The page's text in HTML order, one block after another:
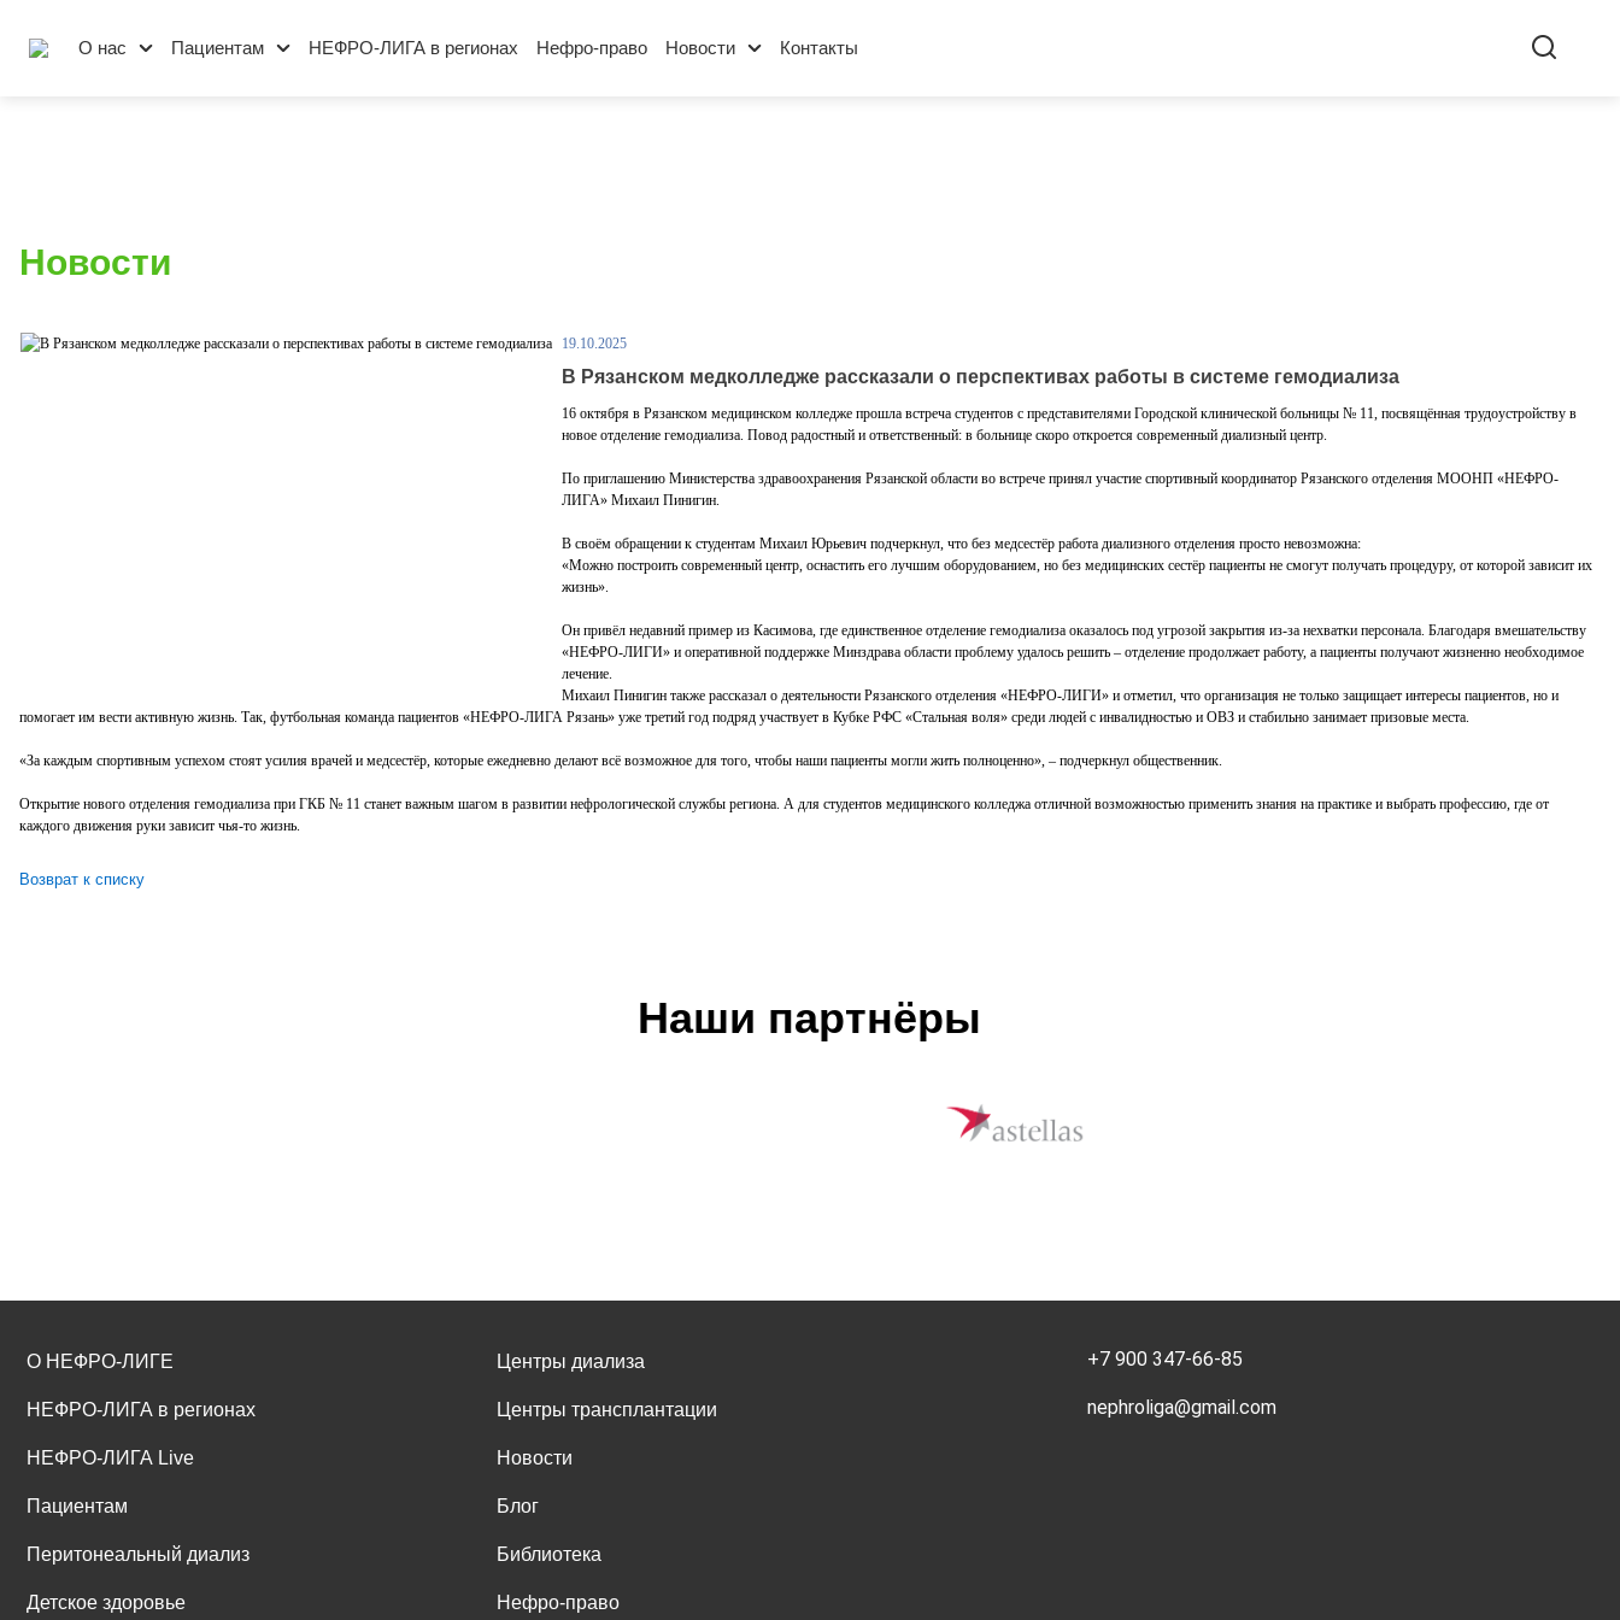
О нас Пациентам НЕФРО-ЛИГА в регионах Нефро-право Новости Контакты
Новости
19.10.2025
В Рязанском медколледже рассказали о перспективах работы в системе гемодиализа
16 октября в Рязанском медицинском колледже прошла встреча студентов с представителями Городской клинической больницы № 11, посвящённая трудоустройству в
новое отделение гемодиализа. Повод радостный и ответственный: в больнице скоро откроется современный диализный центр.
По приглашению Министерства здравоохранения Рязанской области во встрече принял участие спортивный координатор Рязанского отделения МООНП «НЕФРО-
ЛИГА» Михаил Пинигин.
В своём обращении к студентам Михаил Юрьевич подчеркнул, что без медсестёр работа диализного отделения просто невозможна:
«Можно построить современный центр, оснастить его лучшим оборудованием, но без медицинских сестёр пациенты не смогут получать процедуру, от которой зависит их
жизнь».
Он привёл недавний пример из Касимова, где единственное отделение гемодиализа оказалось под угрозой закрытия из-за нехватки персонала. Благодаря вмешательству
«НЕФРО-ЛИГИ» и оперативной поддержке Минздрава области проблему удалось решить – отделение продолжает работу, а пациенты получают жизненно необходимое
лечение.
Михаил Пинигин также рассказал о деятельности Рязанского отделения «НЕФРО-ЛИГИ» и отметил, что организация не только защищает интересы пациентов, но и
помогает им вести активную жизнь. Так, футбольная команда пациентов «НЕФРО-ЛИГА Рязань» уже третий год подряд участвует в Кубке РФС «Стальная воля» среди людей с инвалидностью и ОВЗ и стабильно занимает призовые места.
«За каждым спортивным успехом стоят усилия врачей и медсестёр, которые ежедневно делают всё возможное для того, чтобы наши пациенты могли жить полноценно», – подчеркнул общественник.
Открытие нового отделения гемодиализа при ГКБ № 11 станет важным шагом в развитии нефрологической службы региона. А для студентов медицинского колледжа отличной возможностью применить знания на практике и выбрать профессию, где от
каждого движения руки зависит чья-то жизнь.
Возврат к списку
Наши партнёры
О НЕФРО-ЛИГЕ
НЕФРО-ЛИГА в регионах
НЕФРО-ЛИГА Live
Пациентам
Перитонеальный диализ
Детское здоровье
Центры диализа
Центры трансплантации
Новости
Блог
Библиотека
Нефро-право
+7 900 347-66-85
nephroliga@gmail.com